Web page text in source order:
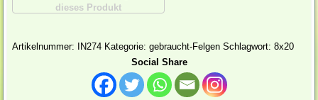
Artikelnummer: IN274 Kategorie:gebraucht-Felgen Schlagwort:8x20
Social Share